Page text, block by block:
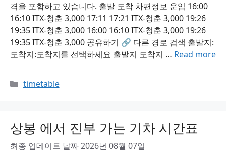
격을 포함하고 있습니다. 출발 도착 차편정보 운임 16:00
16:10 ITX-청춘 3,000 17:11 17:21 ITX-청춘 3,000 19:26
19:35 ITX-청춘 3,000 16:00 16:10 ITX-청춘 3,000 19:26
19:35 ITX-청춘 3,000 공유하기 🔗 다른 경로 검색 출발지:
도착지:도착지를 선택하세요 출발지 도착지 … Read more
Categories
timetable
상봉 에서 진부 가는 기차 시간표
최종 업데이트 날짜 2026년 08월 07일